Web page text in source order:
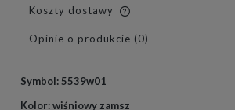
Koszty dostawy
Cena nie zawiera ewentualnych
Opinie o produkcie (0)
Symbol: 5539w01
Kolor: wiśniowy zamsz